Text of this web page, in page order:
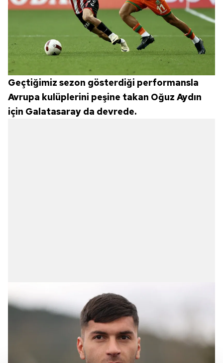
Geçtiğimiz sezon gösterdiği performansla
Avrupa kulüplerini peşine takan Oğuz Aydın
için Galatasaray da devrede.